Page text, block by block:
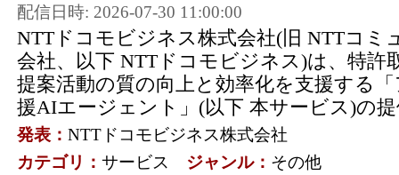
配信日時: 2026-07-30 11:00:00
NTTドコモビジネス株式会社(旧 NTTコミ
会社、以下 NTTドコモビジネス)は、特許
提案活動の質の向上と効率化を支援する
援AIエージェント」(以下 本サービス)の提
発表： NTTドコモビジネス株式会社
カテゴリ： サービス ジャンル： その他